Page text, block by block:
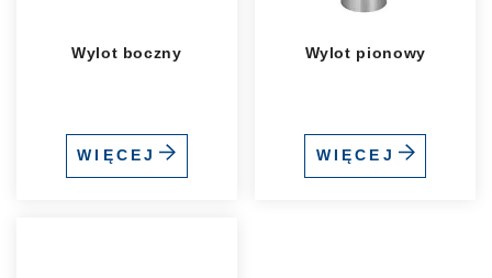
Wylot boczny
WIĘCEJ
Wylot pionowy
WIĘCEJ